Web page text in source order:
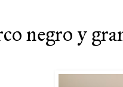
negro y